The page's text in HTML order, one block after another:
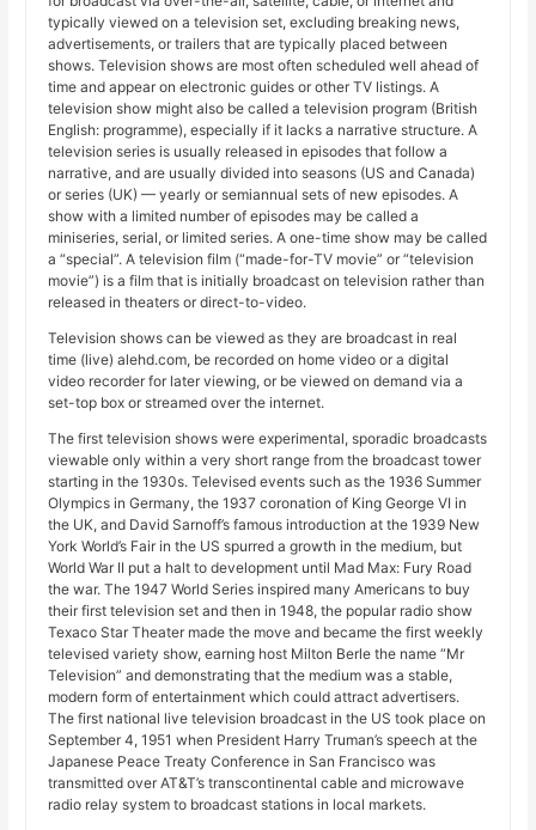
typically viewed on a television set, excluding breaking news,
advertisements, or trailers that are typically placed between
shows. Television shows are most often scheduled well ahead of
time and appear on electronic guides or other TV listings. A
television show might also be called a television program (British
English: programme), especially if it lacks a narrative structure. A
television series is usually released in episodes that follow a
narrative, and are usually divided into seasons (US and Canada)
or series (UK) — yearly or semiannual sets of new episodes. A
show with a limited number of episodes may be called a
miniseries, serial, or limited series. A one-time show may be called
a “special”. A television film (“made-for-TV movie” or “television
movie”) is a film that is initially broadcast on television rather than
released in theaters or direct-to-video.
Television shows can be viewed as they are broadcast in real
time (live) alehd.com, be recorded on home video or a digital
video recorder for later viewing, or be viewed on demand via a
set-top box or streamed over the internet.
The first television shows were experimental, sporadic broadcasts
viewable only within a very short range from the broadcast tower
starting in the 1930s. Televised events such as the 1936 Summer
Olympics in Germany, the 1937 coronation of King George VI in
the UK, and David Sarnoff’s famous introduction at the 1939 New
York World’s Fair in the US spurred a growth in the medium, but
World War II put a halt to development until Mad Max: Fury Road
the war. The 1947 World Series inspired many Americans to buy
their first television set and then in 1948, the popular radio show
Texaco Star Theater made the move and became the first weekly
televised variety show, earning host Milton Berle the name “Mr
Television” and demonstrating that the medium was a stable,
modern form of entertainment which could attract advertisers.
The first national live television broadcast in the US took place on
September 4, 1951 when President Harry Truman’s speech at the
Japanese Peace Treaty Conference in San Francisco was
transmitted over AT&T’s transcontinental cable and microwave
radio relay system to broadcast stations in local markets.